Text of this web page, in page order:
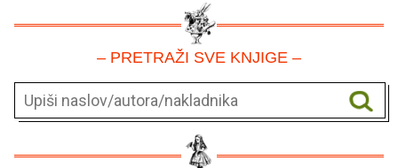
– PRETRAŽI SVE KNJIGE –